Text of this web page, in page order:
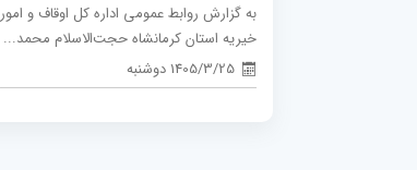
به گزارش روابط عمومی اداره کل اوقاف و امور
خیریه استان کرمانشاه حجت‌الاسلام محمد...
1405/3/25 دوشنبه